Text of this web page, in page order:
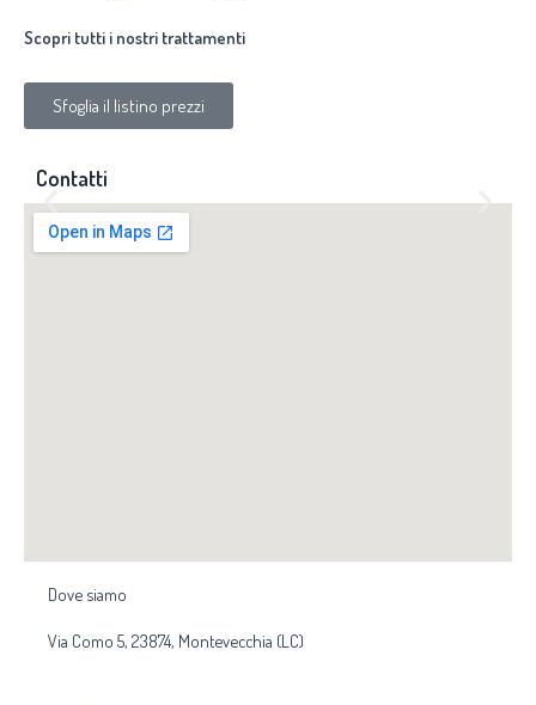
Scopri tutti i nostri trattamenti
Sfoglia il listino prezzi
Contatti
Dove siamo
Via Como 5, 23874, Montevecchia (LC)